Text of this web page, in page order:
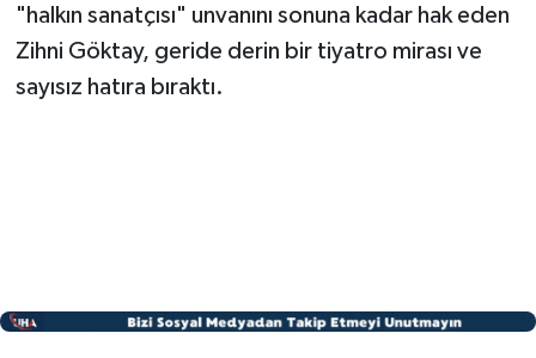
"halkın sanatçısı" unvanını sonuna kadar hak eden
Zihni Göktay, geride derin bir tiyatro mirası ve
sayısız hatıra bıraktı.